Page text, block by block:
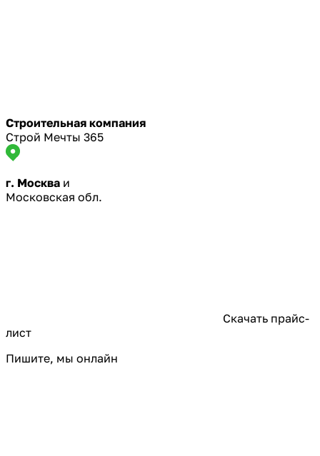
Строительная компания
Строй Мечты 365
г. Москва и
Московская обл.
Скачать прайс-
лист
Пишите, мы онлайн